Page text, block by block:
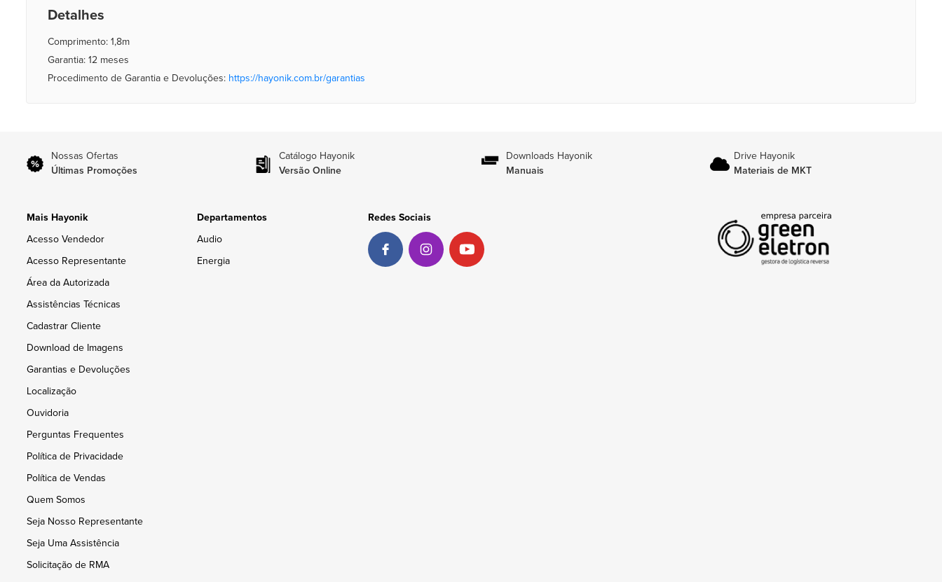
Detalhes
Comprimento: 1,8m
Garantia: 12 meses
Procedimento de Garantia e Devoluções: https://hayonik.com.br/garantias
Nossas Ofertas
Últimas Promoções
Catálogo Hayonik
Versão Online
Downloads Hayonik
Manuais
Drive Hayonik
Materiais de MKT
Mais Hayonik
Acesso Vendedor
Acesso Representante
Área da Autorizada
Assistências Técnicas
Cadastrar Cliente
Download de Imagens
Garantias e Devoluções
Localização
Ouvidoria
Perguntas Frequentes
Política de Privacidade
Política de Vendas
Quem Somos
Seja Nosso Representante
Seja Uma Assistência
Solicitação de RMA
Departamentos
Audio
Energia
Redes Sociais